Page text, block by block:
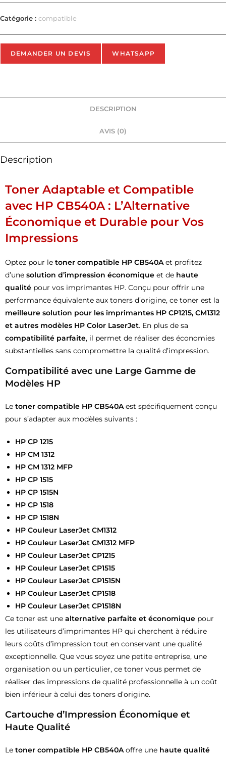
Catégorie : compatible
DEMANDER UN DEVIS WHATSAPP
DESCRIPTION
AVIS (0)
Description
Toner Adaptable et Compatible
avec HP CB540A : L’Alternative
Économique et Durable pour Vos
Impressions
Optez pour le toner compatible HP CB540Aet profitez
d’une solution d’impression économique et de haute
qualité pour vos imprimantes HP. Conçu pour offrir une
performance équivalente aux toners d’origine, ce toner est la
meilleure solution pour les imprimantes HP CP1215, CM1312
et autres modèles HP Color LaserJet. En plus de sa
compatibilité parfaite, il permet de réaliser des économies
substantielles sans compromettre la qualité d’impression.
Compatibilité avec une Large Gamme de
Modèles HP
Le toner compatible HP CB540Aest spécifiquement conçu
pour s’adapter aux modèles suivants :
HP CP 1215
HP CM 1312
HP CM 1312 MFP
HP CP 1515
HP CP 1515N
HP CP 1518
HP CP 1518N
HP Couleur LaserJet CM1312
HP Couleur LaserJet CM1312 MFP
HP Couleur LaserJet CP1215
HP Couleur LaserJet CP1515
HP Couleur LaserJet CP1515N
HP Couleur LaserJet CP1518
HP Couleur LaserJet CP1518N
Ce toner est une alternative parfaite et économique pour
les utilisateurs d’imprimantes HP qui cherchent à réduire
leurs coûts d’impression tout en conservant une qualité
exceptionnelle. Que vous soyez une petite entreprise, une
organisation ou un particulier, ce toner vous permet de
réaliser des impressions de qualité professionnelle à un coût
bien inférieur à celui des toners d’origine.
Cartouche d’Impression Économique et
Haute Qualité
Le toner compatible HP CB540Aoffre une haute qualité